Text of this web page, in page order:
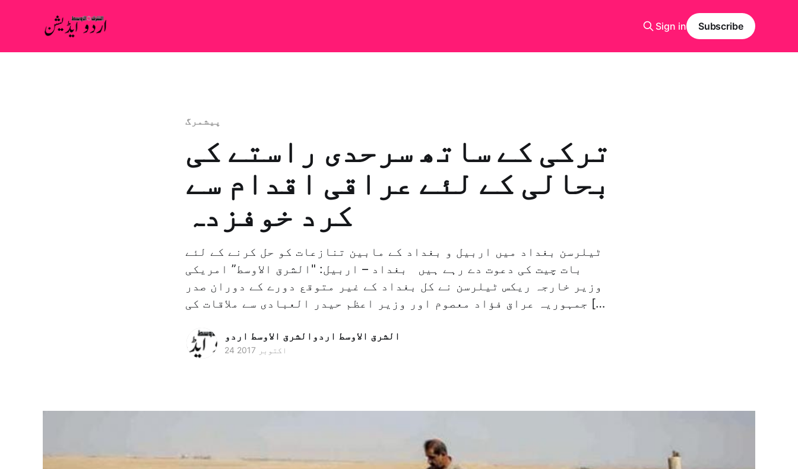
Sign in Subscribe
پیشمرگ
ترکی کے ساتھ سرحدی راستے کی
بحالی کے لئے عراقی اقدام سے
کرد خوفزدہ
ٹیلرسن بغداد میں اربیل و بغداد کے مابین تنازعات کو حل کرنے کے لئے
بات چیت کی دعوت دے رہے ہیں بغداد – اربيل: "الشرق الاوسط” امریکی
وزیر خارجہ ریکس ٹیلرسن نے کل بغداد کے غیر متوقع دورے کے دوران صدر
جمہوریہ عراق فؤاد معصوم اور وزیر اعظم حیدر العبادی سے ملاقات کی […
الشرق الاوسط اردوالشرق الاوسط اردو
24 اکتوبر 2017